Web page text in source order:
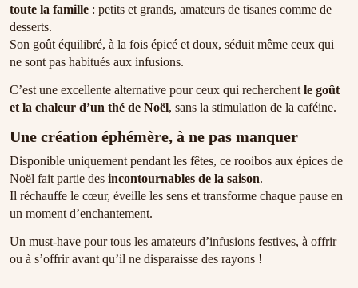
toute la famille : petits et grands, amateurs de tisanes comme de
desserts.
Son goût équilibré, à la fois épicé et doux, séduit même ceux qui
ne sont pas habitués aux infusions.
C’est une excellente alternative pour ceux qui recherchent le goût
et la chaleur d’un thé de Noël, sans la stimulation de la caféine.
Une création éphémère, à ne pas manquer
Disponible uniquement pendant les fêtes, ce rooibos aux épices de
Noël fait partie des incontournables de la saison.
Il réchauffe le cœur, éveille les sens et transforme chaque pause en
un moment d’enchantement.
Un must-have pour tous les amateurs d’infusions festives, à offrir
ou à s’offrir avant qu’il ne disparaisse des rayons !